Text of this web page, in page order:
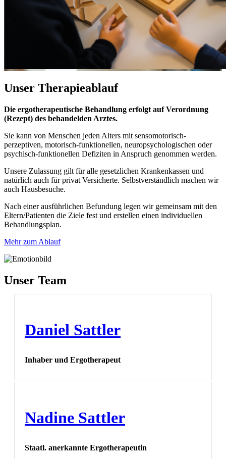
Unser Therapieablauf
Die ergotherapeutische Behandlung erfolgt auf Verordnung
(Rezept) des behandelden Arztes.
Sie kann von Menschen jeden Alters mit sensomotorisch-
perzeptiven, motorisch-funktionellen, neuropsychologischen oder
psychisch-funktionellen Defiziten in Anspruch genommen werden.
Unsere Zulassung gilt für alle gesetzlichen Krankenkassen und
natürlich auch für privat Versicherte. Selbstverständlich machen wir
auch Hausbesuche.
Nach einer ausführlichen Befundung legen wir gemeinsam mit den
Eltern/Patienten die Ziele fest und erstellen einen individuellen
Behandlungsplan.
Mehr zum Ablauf
Unser Team
Daniel Sattler
Inhaber und Ergotherapeut
Nadine Sattler
Staatl. anerkannte Ergotherapeutin